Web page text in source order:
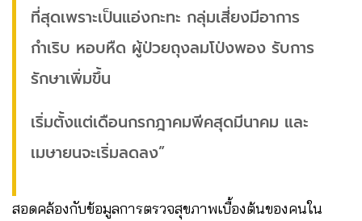
ที่สุดเพราะเป็นแอ่งกะทะ กลุ่มเสี่ยงมีอาการ
กำเริบ หอบหืด ผู้ป่วยถุงลมโป่งพอง รับการ
รักษาเพิ่มขึ้น
เริ่มตั้งแต่เดือนกรกฎาคมพีคสุดมีนาคม และ
เมษายนจะเริ่มลดลง”
สอดคล้องกับข้อมูลการตรวจสุขภาพเบื้องต้นของคนใน